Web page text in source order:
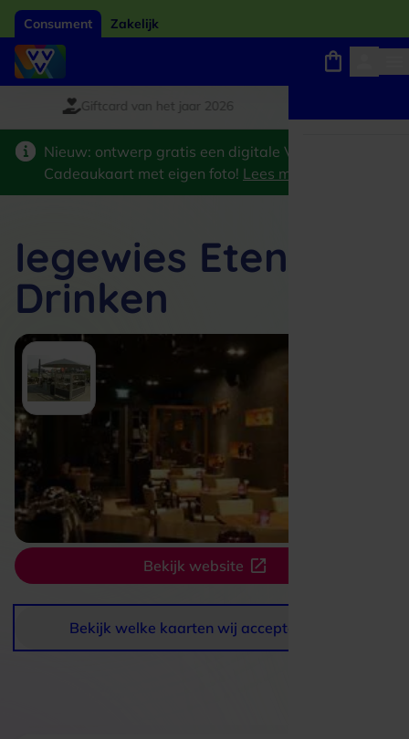
Consument Zakelijk
Giftcard van het jaar 2026Keuze uit 18.000 locaties
Winkels, webshops en uitjes
Nieuw: ontwerp gratis een digitale VVV
Cadeaukaart met eigen foto! Lees meer
Bekijk website
Iegewies Eten &
Drinken
Bekijk welke kaarten wij accepteren